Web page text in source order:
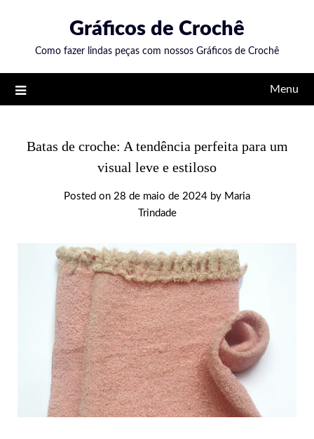
content
Gráficos de Crochê
Como fazer lindas peças com nossos Gráficos de Crochê
Menu
Batas de croche: A tendência perfeita para um
visual leve e estiloso
Posted on 28 de maio de 2024 by Maria
Trindade